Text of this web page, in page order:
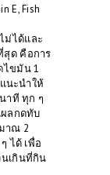
E, Fish
ม่ได้และ
สุด คือการ
ไขมัน 1
นะนำให้
าที ทุก ๆ
ลกดทับ
าณ 2
ได้ เพื่อ
เกินที่กิน